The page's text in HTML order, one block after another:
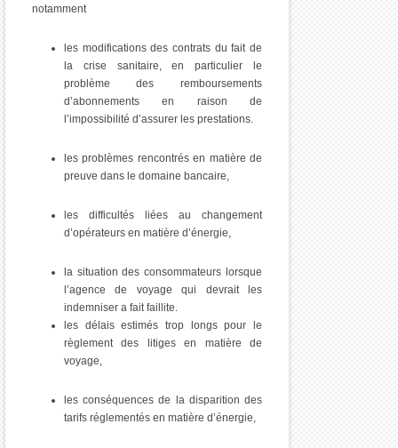
notamment
les modifications des contrats du fait de
la crise sanitaire, en particulier le
problème des remboursements
d’abonnements en raison de
l’impossibilité d’assurer les prestations.
les problèmes rencontrés en matière de
preuve dans le domaine bancaire,
les difficultés liées au changement
d’opérateurs en matière d’énergie,
la situation des consommateurs lorsque
l’agence de voyage qui devrait les
indemniser a fait faillite.
les délais estimés trop longs pour le
règlement des litiges en matière de
voyage,
les conséquences de la disparition des
tarifs réglementés en matière d’énergie,